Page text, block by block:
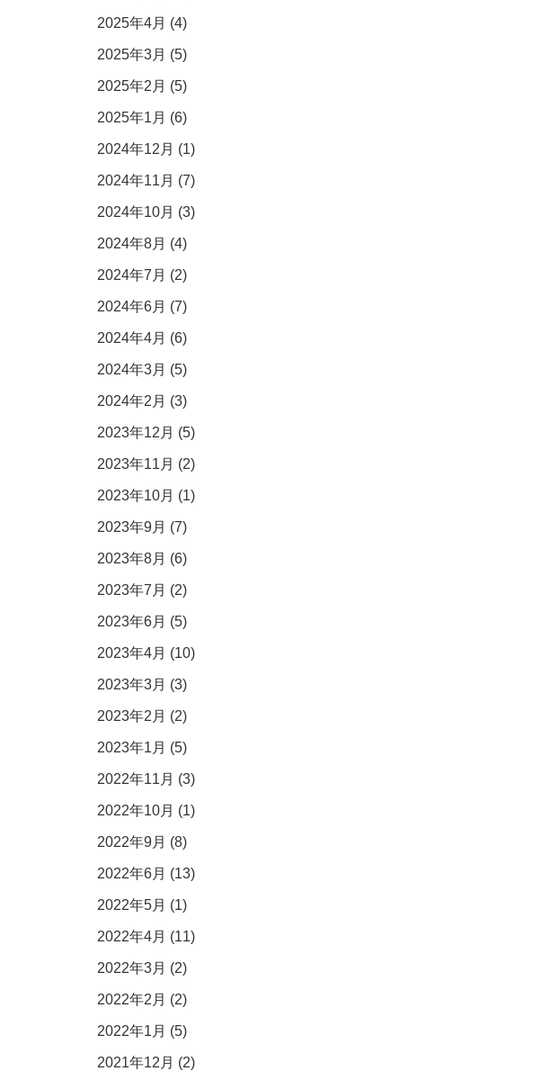
2025年4月 (4)
2025年3月 (5)
2025年2月 (5)
2025年1月 (6)
2024年12月 (1)
2024年11月 (7)
2024年10月 (3)
2024年8月 (4)
2024年7月 (2)
2024年6月 (7)
2024年4月 (6)
2024年3月 (5)
2024年2月 (3)
2023年12月 (5)
2023年11月 (2)
2023年10月 (1)
2023年9月 (7)
2023年8月 (6)
2023年7月 (2)
2023年6月 (5)
2023年4月 (10)
2023年3月 (3)
2023年2月 (2)
2023年1月 (5)
2022年11月 (3)
2022年10月 (1)
2022年9月 (8)
2022年6月 (13)
2022年5月 (1)
2022年4月 (11)
2022年3月 (2)
2022年2月 (2)
2022年1月 (5)
2021年12月 (2)